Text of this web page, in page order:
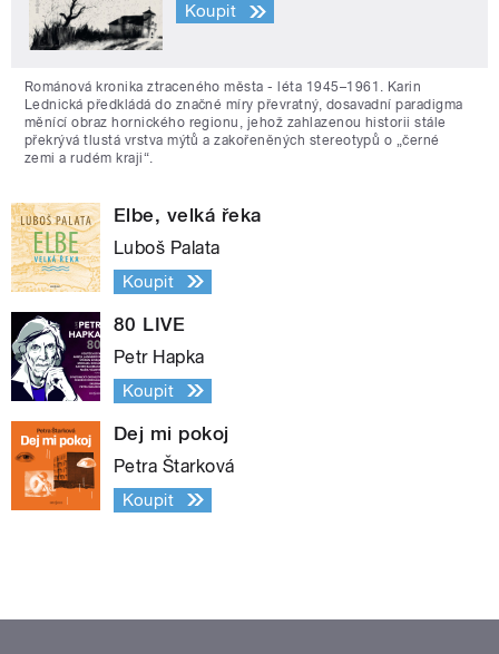
Koupit
Románová kronika ztraceného města - léta 1945–1961. Karin
Lednická předkládá do značné míry převratný, dosavadní paradigma
měnící obraz hornického regionu, jehož zahlazenou historii stále
překrývá tlustá vrstva mýtů a zakořeněných stereotypů o „černé
zemi a rudém kraji“.
Elbe, velká řeka
Luboš Palata
Koupit
80 LIVE
Petr Hapka
Koupit
Dej mi pokoj
Petra Štarková
Koupit